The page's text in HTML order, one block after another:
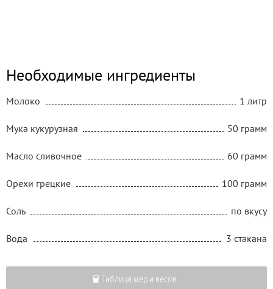
Необходимые ингредиенты
Молоко 1 литр
Мука кукурузная 50 грамм
Масло сливочное 60 грамм
Орехи грецкие 100 грамм
Соль по вкусу
Вода 3 стакана
Таблица мер и весов